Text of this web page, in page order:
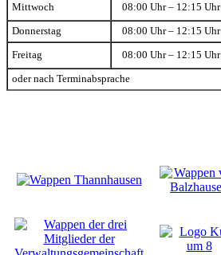
Mittwoch 08:00 Uhr – 12:15 Uhr
Donnerstag 08:00 Uhr – 12:15 Uhr
Freitag 08:00 Uhr – 12:15 Uhr
oder nach Terminabsprache